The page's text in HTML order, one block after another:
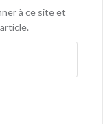
à ce site et